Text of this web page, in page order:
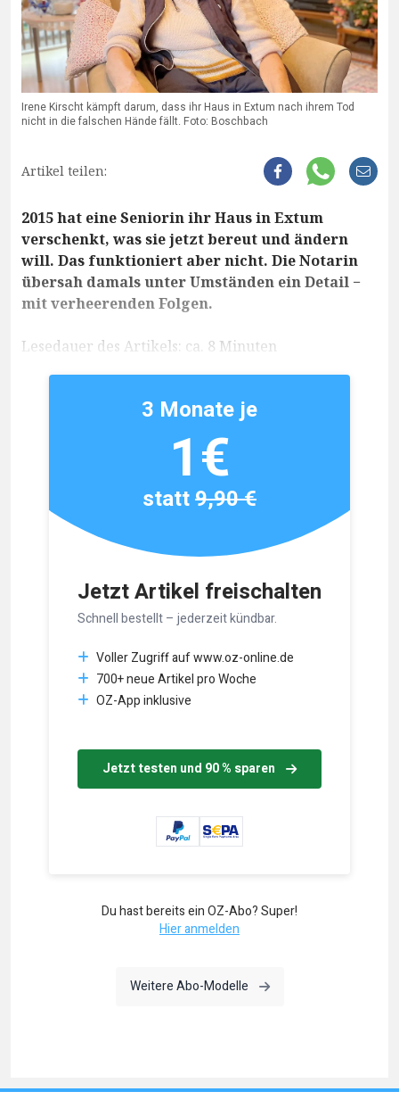
Irene Kirscht kämpft darum, dass ihr Haus in Extum nach ihrem Tod
nicht in die falschen Hände fällt. Foto: Boschbach
Artikel teilen:
2015 hat eine Seniorin ihr Haus in Extum
verschenkt, was sie jetzt bereut und ändern
will. Das funktioniert aber nicht. Die Notarin
übersah damals unter Umständen ein Detail −
mit verheerenden Folgen.
Lesedauer des Artikels: ca. 8 Minuten
Jetzt Artikel freischalten
Schnell bestellt – jederzeit kündbar.
Voller Zugriff auf www.oz-online.de
700+ neue Artikel pro Woche
OZ-App inklusive
Jetzt testen und 90 % sparen
3 Monate je
1€
statt9,90 €
Du hast bereits ein OZ-Abo? Super!
Hier anmelden
Weitere Abo-Modelle